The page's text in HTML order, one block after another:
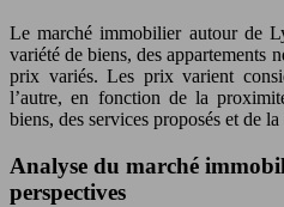
Le marché immobilier autour de
variété de biens, des appartements
prix variés. Les prix varient
l’autre, en fonction de la
biens, des services proposés et de la
Analyse du marché
perspectives